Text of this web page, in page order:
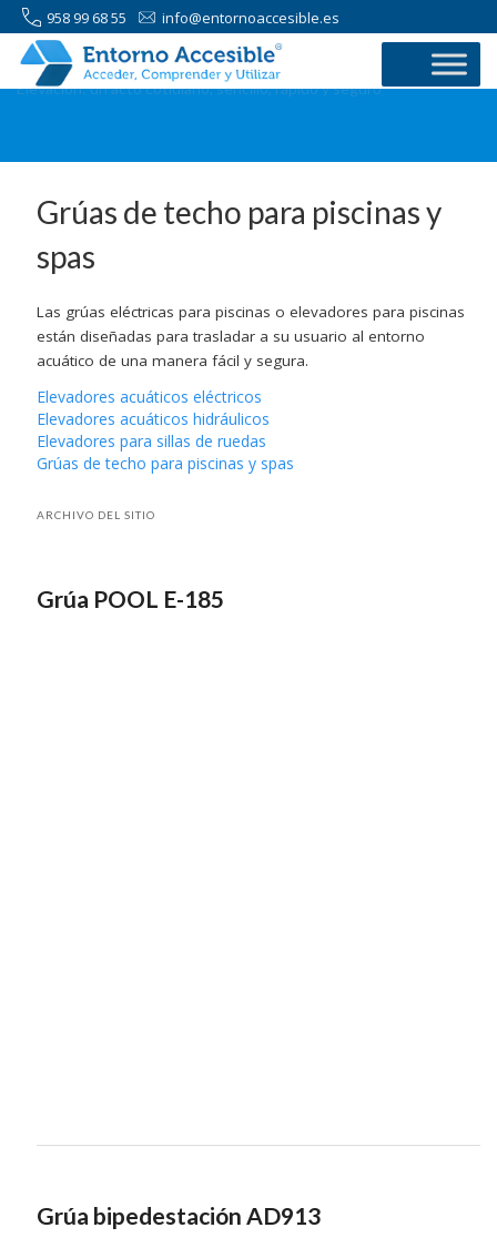
958 99 68 55 info@entornoaccesible.es
Elevación: un acto cotidiano, sencillo, rápido y seguro
Grúas de techo para piscinas y
spas
Las grúas eléctricas para piscinas o elevadores para piscinas
están diseñadas para trasladar a su usuario al entorno
acuático de una manera fácil y segura.
Elevadores acuáticos eléctricos
Elevadores acuáticos hidráulicos
Elevadores para sillas de ruedas
Grúas de techo para piscinas y spas
ARCHIVO DEL SITIO
Grúa POOL E-185
Grúa bipedestación AD913